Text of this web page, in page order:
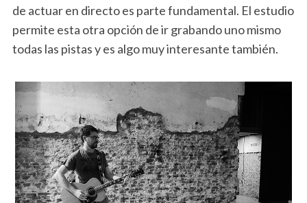
de actuar en directo es parte fundamental. El estudio
permite esta otra opción de ir grabando uno mismo
todas las pistas y es algo muy interesante también.